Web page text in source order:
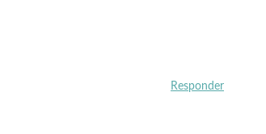
Responder